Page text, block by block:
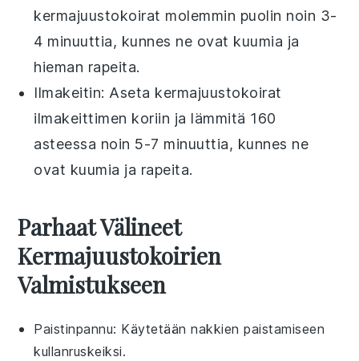
kermajuustokoirat molemmin puolin noin 3-
4 minuuttia, kunnes ne ovat kuumia ja
hieman rapeita.
Ilmakeitin: Aseta kermajuustokoirat
ilmakeittimen koriin ja lämmitä 160
asteessa noin 5-7 minuuttia, kunnes ne
ovat kuumia ja rapeita.
Parhaat Välineet
Kermajuustokoirien
Valmistukseen
Paistinpannu: Käytetään nakkien paistamiseen
kullanruskeiksi.